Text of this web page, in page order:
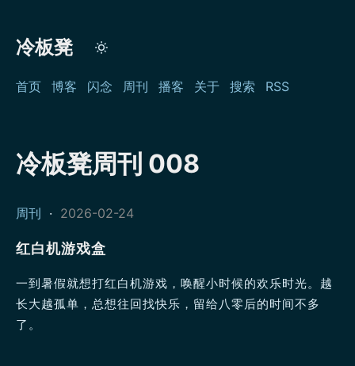
冷板凳
首页 博客 闪念 周刊 播客 关于 搜索 RSS
冷板凳周刊 008
周刊 · 2026-02-24
红白机游戏盒
一到暑假就想打红白机游戏，唤醒小时候的欢乐时光。越
长大越孤单，总想往回找快乐，留给八零后的时间不多
了。